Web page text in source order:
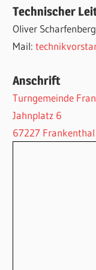
Technischer
Oliver
Mail:
Anschrift
Turngemeinde
Jahnplatz 6
67227 Frankenthal